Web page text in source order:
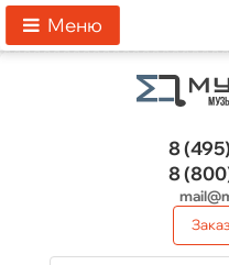
Меню
8 (495)
8